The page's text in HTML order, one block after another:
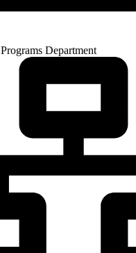
Programs Department